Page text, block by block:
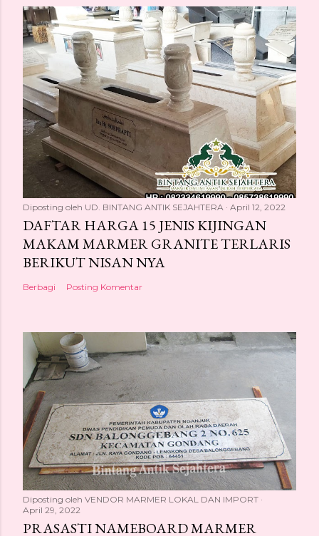
Diposting oleh UD. BINTANG ANTIK SEJAHTERA April 12, 2022
DAFTAR HARGA 15 JENIS KIJINGAN
MAKAM MARMER GRANITE TERLARIS
BERIKUT NISAN NYA
Berbagi Posting Komentar
Diposting oleh VENDOR MARMER LOKAL DAN IMPORT
April 29, 2022
PRASASTI NAMEBOARD MARMER